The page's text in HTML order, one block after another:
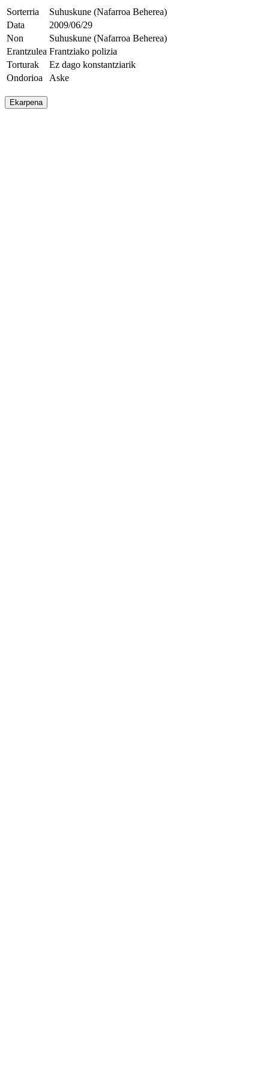
Sorterria
Suhuskune (Nafarroa Beherea)
Data
2009/06/29
Non
Suhuskune (Nafarroa Beherea)
Erantzulea Frantziako polizia
Torturak
Ez dago konstantziarik
Ondorioa
Aske